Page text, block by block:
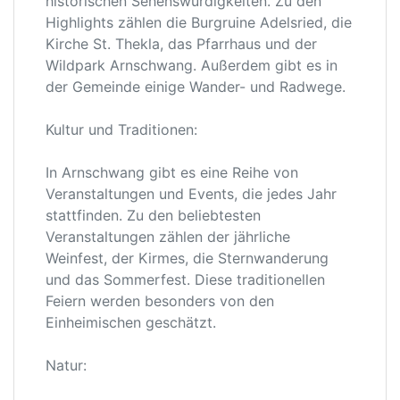
Highlights zählen die Burgruine Adelsried, die
Kirche St. Thekla, das Pfarrhaus und der
Wildpark Arnschwang. Außerdem gibt es in
der Gemeinde einige Wander- und Radwege.
Kultur und Traditionen:
In Arnschwang gibt es eine Reihe von
Veranstaltungen und Events, die jedes Jahr
stattfinden. Zu den beliebtesten
Veranstaltungen zählen der jährliche
Weinfest, der Kirmes, die Sternwanderung
und das Sommerfest. Diese traditionellen
Feiern werden besonders von den
Einheimischen geschätzt.
Natur: